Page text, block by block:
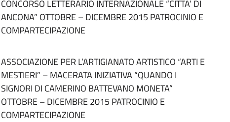
CONCORSO LETTERARIO INTERNAZIONALE “CITTA’ DI
ANCONA” OTTOBRE – DICEMBRE 2015 PATROCINIO E
COMPARTECIPAZIONE
ASSOCIAZIONE PER L’ARTIGIANATO ARTISTICO “ARTI E
MESTIERI” – MACERATA INIZIATIVA “QUANDO I
SIGNORI DI CAMERINO BATTEVANO MONETA”
OTTOBRE – DICEMBRE 2015 PATROCINIO E
COMPARTECIPAZIONE